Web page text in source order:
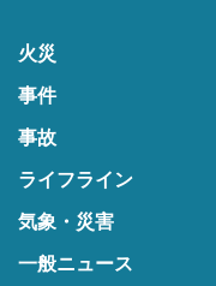
火災
事件
事故
ライフライン
気象・災害
一般ニュース